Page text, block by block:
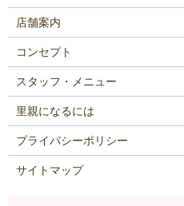
店舗案内
コンセプト
スタッフ・メニュー
里親になるには
プライバシーポリシー
サイトマップ